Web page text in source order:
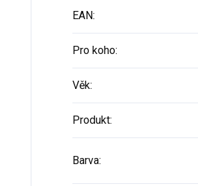
EAN:
Pro koho:
Věk:
Produkt:
Barva: